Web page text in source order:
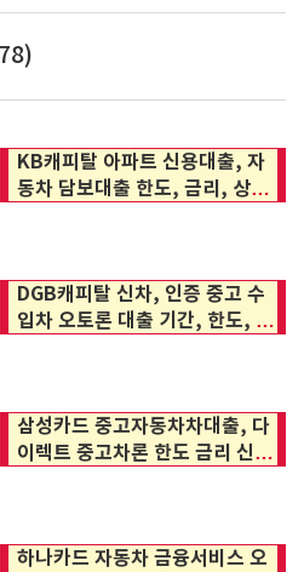
KB캐피탈 아파트 신용대출, 자
동차 담보대출 한도, 금리, 상환
DGB캐피탈 신차, 인증 중고 수
입차 오토론 대출 기간, 한도, 금
삼성카드 중고자동차차대출, 다
이렉트 중고차론 한도 금리 신청
하나카드 자동차 금융서비스 오